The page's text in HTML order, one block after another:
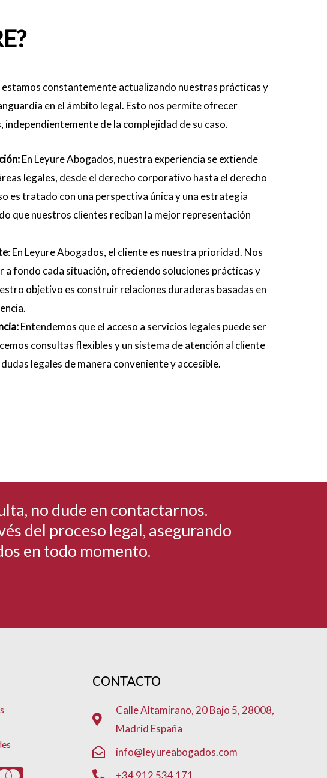
estamos constantemente actualizando nuestras prácticas y
en el ámbito legal. Esto nos permite ofrecer
de la complejidad de su caso.
En Leyure Abogados, nuestra experiencia se extiende
legales, desde el derecho corporativo hasta el derecho
es tratado con una perspectiva única y una estrategia
que nuestros clientes reciban la mejor representación
: En Leyure Abogados, el cliente es nuestra prioridad. Nos
a fondo cada situación, ofreciendo soluciones prácticas y
objetivo es construir relaciones duraderas basadas en
Entendemos que el acceso a servicios legales puede ser
consultas flexibles y un sistema de atención al cliente
legales de manera conveniente y accesible.
no dude en contactarnos.
del proceso legal, asegurando
en todo momento.
CONTACTO
Calle Altamirano, 20 Bajo 5, 28008,
Madrid España
info@leyureabogados.com
+34 912 534 171